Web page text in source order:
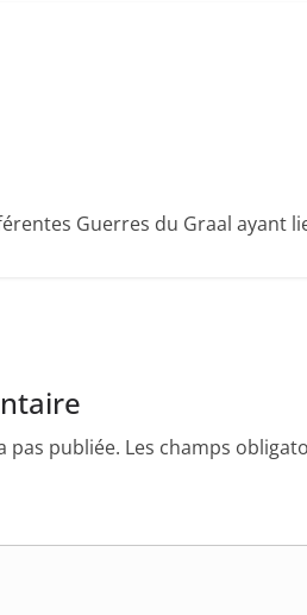
Guerres du Graal ayant
pas publiée. Les champs